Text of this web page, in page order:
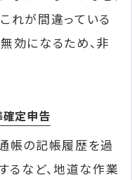
れが間違っている
効になるため、非
確定申告
帳の記帳履歴を過
るなど、地道な作業